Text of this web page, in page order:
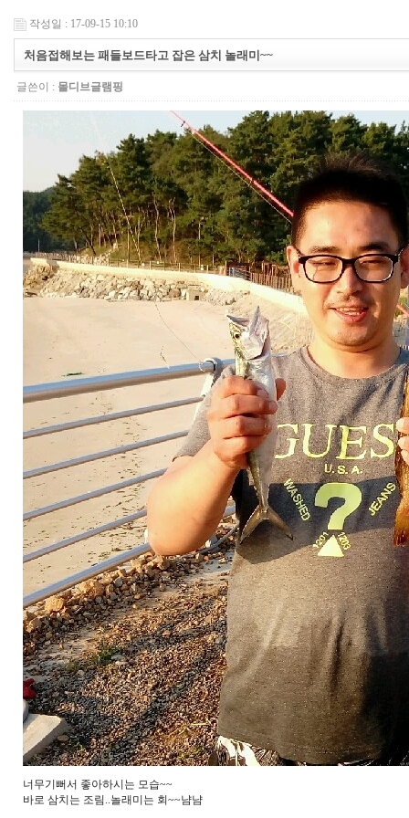
작성일 : 17-09-15 10:10
처음접해보는 패들보드타고 잡은 삼치 놀래미~~
글쓴이 : 몰디브글램핑
너무기뻐서 좋아하시는 모습~~
바로 삼치는 조림..놀래미는 회~~냠냠